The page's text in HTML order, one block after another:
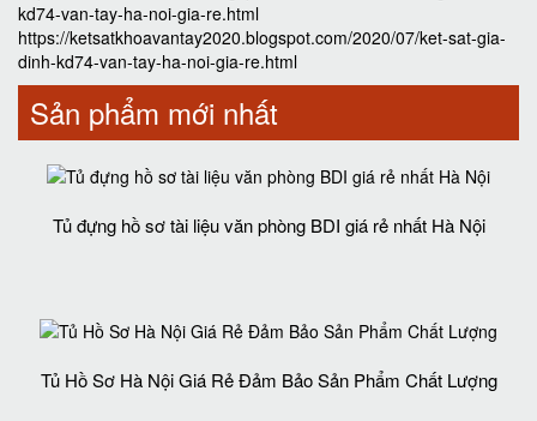
kd74-van-tay-ha-noi-gia-re.html
https://ketsatkhoavantay2020.blogspot.com/2020/07/ket-sat-gia-
dinh-kd74-van-tay-ha-noi-gia-re.html
Sản phẩm mới nhất
Tủ đựng hồ sơ tài liệu văn phòng BDI giá rẻ nhất Hà Nội
Tủ Hồ Sơ Hà Nội Giá Rẻ Đảm Bảo Sản Phẩm Chất Lượng‎